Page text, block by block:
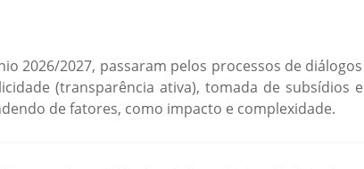
2026/2027, passaram pelos processos de
(transparência ativa), tomada de
de fatores, como impacto e complexidade.